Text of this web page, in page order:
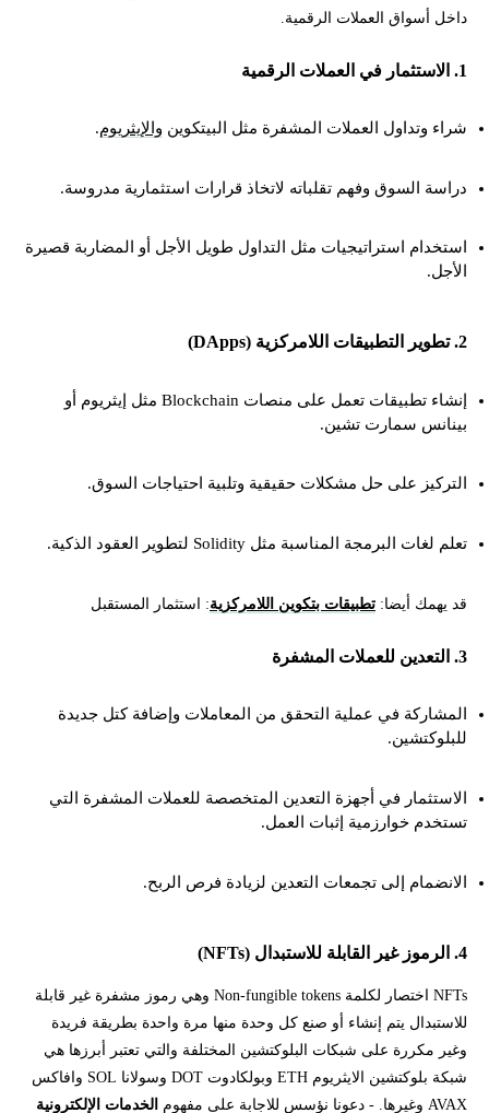
داخل أسواق العملات الرقمية.
1. الاستثمار في العملات الرقمية
شراء وتداول العملات المشفرة مثل البيتكوين والإيثريوم.
دراسة السوق وفهم تقلباته لاتخاذ قرارات استثمارية مدروسة.
استخدام استراتيجيات مثل التداول طويل الأجل أو المضاربة قصيرة
الأجل.
2. تطوير التطبيقات اللامركزية (DApps)
إنشاء تطبيقات تعمل على منصات Blockchain مثل إيثريوم أو
بينانس سمارت تشين.
التركيز على حل مشكلات حقيقية وتلبية احتياجات السوق.
تعلم لغات البرمجة المناسبة مثل Solidity لتطوير العقود الذكية.
قد يهمك أيضا: تطبيقات بتكوين اللامركزية: استثمار المستقبل
3. التعدين للعملات المشفرة
المشاركة في عملية التحقق من المعاملات وإضافة كتل جديدة
للبلوكتشين.
الاستثمار في أجهزة التعدين المتخصصة للعملات المشفرة التي
تستخدم خوارزمية إثبات العمل.
الانضمام إلى تجمعات التعدين لزيادة فرص الربح.
4. الرموز غير القابلة للاستبدال (NFTs)
NFTs اختصار لكلمة Non-fungible tokens وهي رموز مشفرة غير قابلة
للاستبدال يتم إنشاء أو صنع كل وحدة منها مرة واحدة بطريقة فريدة
وغير مكررة على شبكات البلوكتشين المختلفة والتي تعتبر أبرزها هي
شبكة بلوكتشين الايثريوم ETH وبولكادوت DOT وسولانا SOL وافاكس
AVAX وغيرها. - دعونا نؤسس للاجابة على مفهوم
الخدمات الإلكترونية